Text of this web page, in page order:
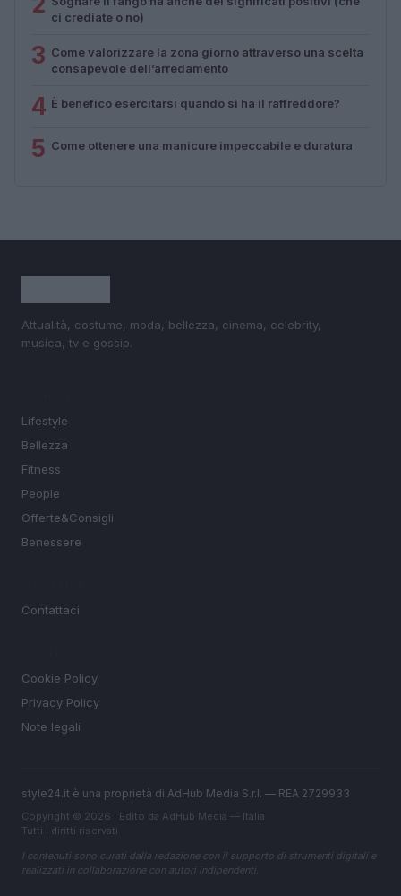
ci crediate o no)
3 Come valorizzare la zona giorno attraverso una scelta
consapevole dell’arredamento
4 È benefico esercitarsi quando si ha il raffreddore?
5 Come ottenere una manicure impeccabile e duratura
Attualità, costume, moda, bellezza, cinema, celebrity,
musica, tv e gossip.
Lifestyle
Bellezza
Fitness
People
Offerte&Consigli
Benessere
Contattaci
Cookie Policy
Privacy Policy
Note legali
style24.it è una proprietà di AdHub Media S.r.l. — REA 2729933
Copyright © 2026 · Edito da AdHub Media — Italia
Tutti i diritti riservati
I contenuti sono curati dalla redazione con il supporto di strumenti digitali e
realizzati in collaborazione con autori indipendenti.